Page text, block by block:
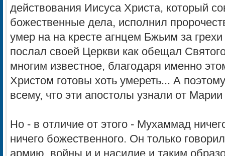
действования Иисуса Христа, который
божественные дела, исполнил
умер на на кресте агнцем Бжьим за
послал своей Церкви как обещал
многим известное, благодаря именно
Христом готовы хоть умереть... А
всему, что эти апостолы узнали от
Но - в отличие от этого - Мухаммад
ничего божественного. Он только
армию, войны и и насилие и таким